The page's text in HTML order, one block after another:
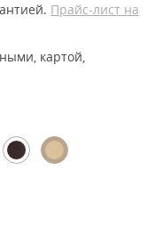
Прайс-лист на
картой,